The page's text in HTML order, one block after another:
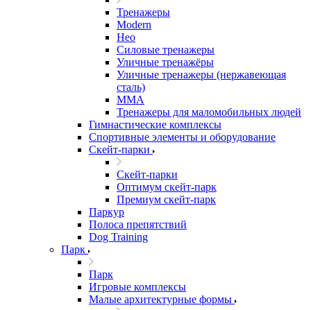
Тренажеры
Modern
Нео
Силовые тренажеры
Уличные тренажёры
Уличные тренажеры (нержавеющая
сталь)
ММА
Тренажеры для маломобильных людей
Гимнастические комплексы
Спортивные элементы и оборудование
Скейт-парки
Скейт-парки
Оптимум скейт-парк
Премиум скейт-парк
Паркур
Полоса препятствий
Dog Training
Парк
Парк
Игровые комплексы
Малые архитектурные формы